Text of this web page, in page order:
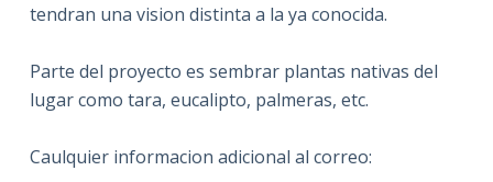
tendran una vision distinta a la ya conocida.
Parte del proyecto es sembrar plantas nativas del
lugar como tara, eucalipto, palmeras, etc.
Caulquier informacion adicional al correo: